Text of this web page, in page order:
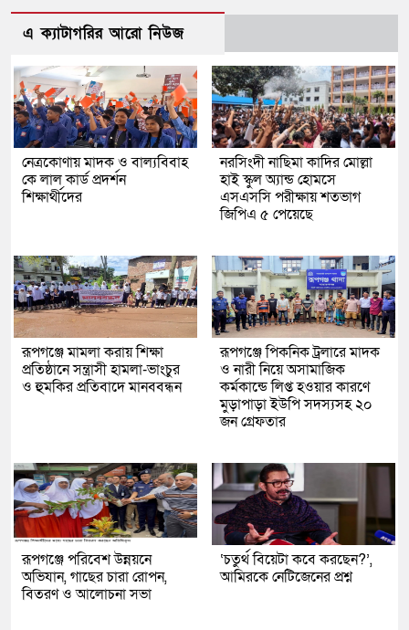
এ ক্যাটাগরির আরো নিউজ
নেত্রকোণায় মাদক ও বাল্যবিবাহ
কে লাল কার্ড প্রদর্শন
শিক্ষার্থীদের
নরসিংদী নাছিমা কাদির মোল্লা
হাই স্কুল অ্যান্ড হোমসে
এসএসসি পরীক্ষায় শতভাগ
জিপিএ ৫ পেয়েছে
রূপগঞ্জে মামলা করায় শিক্ষা
প্রতিষ্ঠানে সন্ত্রাসী হামলা-ভাংচুর
ও হুমকির প্রতিবাদে মানববন্ধন
রূপগঞ্জে পিকনিক ট্রলারে মাদক
ও নারী নিয়ে অসামাজিক
কর্মকান্ডে লিপ্ত হওয়ার কারণে
মুড়াপাড়া ইউপি সদস্যসহ ২০
জন গ্রেফতার
রূপগঞ্জে পরিবেশ উন্নয়নে
অভিযান, গাছের চারা রোপন,
বিতরণ ও আলোচনা সভা
‘চতুর্থ বিয়েটা কবে করছেন?’,
আমিরকে নেটিজেনের প্রশ্ন